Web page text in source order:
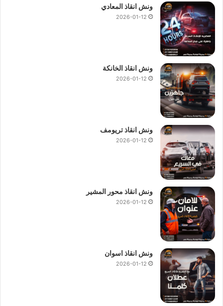
ونش انقاذ المعادي
2026-01-12
ونش انقاذ الخانكة
2026-01-12
ونش انقاذ تريومف
2026-01-12
ونش انقاذ محور المشير
2026-01-12
ونش انقاذ اسوان
2026-01-12